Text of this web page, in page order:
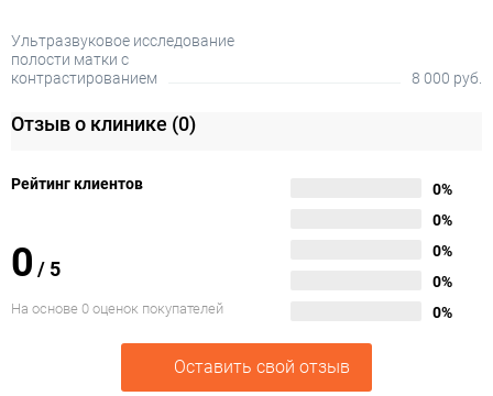
Ультразвуковое исследование
полости матки с
контрастированием
8 000 руб.
Отзыв о клинике (0)
Рейтинг клиентов
0 / 5
На основе 0 оценок покупателей
0%
0%
0%
0%
0%
Оставить свой отзыв